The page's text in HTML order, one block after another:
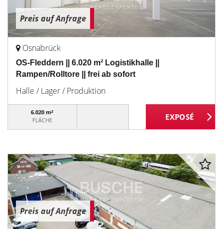
Preis auf Anfrage
Osnabrück
OS-Fleddern || 6.020 m² Logistikhalle ||
Rampen/Rolltore || frei ab sofort
Halle / Lager / Produktion
6.020 m²
FLÄCHE
Preis auf Anfrage